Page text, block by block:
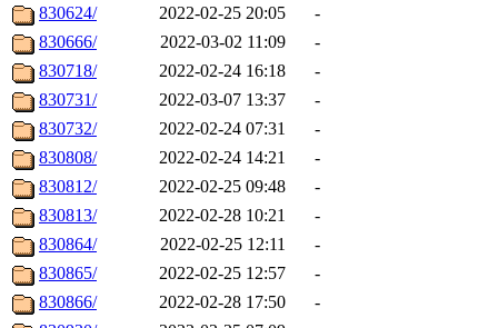
830624/
2022-02-25 20:05
-
830666/
2022-03-02 11:09
-
830718/
2022-02-24 16:18
-
830731/
2022-03-07 13:37
-
830732/
2022-02-24 07:31
-
830808/
2022-02-24 14:21
-
830812/
2022-02-25 09:48
-
830813/
2022-02-28 10:21
-
830864/
2022-02-25 12:11
-
830865/
2022-02-25 12:57
-
830866/
2022-02-28 17:50
-